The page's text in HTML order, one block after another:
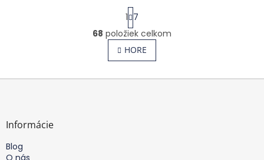
O
v
l
d
S
t
r
á
n
k
v
1 7
68 položiek celkom
HORE
Z
Informácie
Blog
O nás